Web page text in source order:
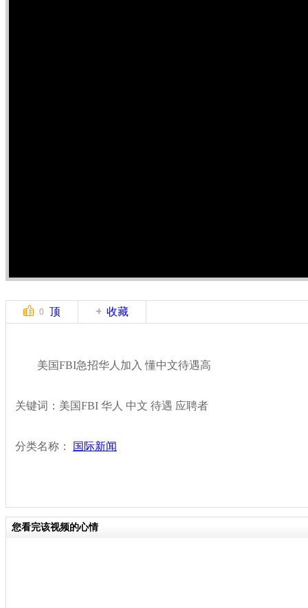
0 顶 收藏
美国FBI急招华人加入 懂中文待遇高
关键词：美国FBI 华人 中文 待遇 应聘者
分类名称： 国际新闻
您看完该视频的心情